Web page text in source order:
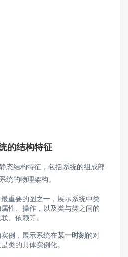
的结构特征
态结构特征，包括系统的组成部
统的物理架构。
最重要的图之一，展示系统中类
性、操作，以及类与类之间的
、依赖等。
实例，展示系统在某一时刻的对
类的具体实例化。